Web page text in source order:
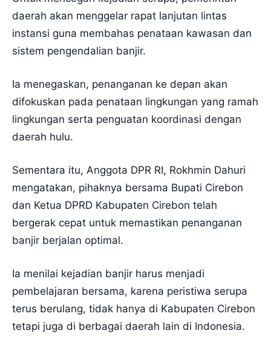
daerah akan menggelar rapat lanjutan lintas
instansi guna membahas penataan kawasan dan
sistem pengendalian banjir.
Ia menegaskan, penanganan ke depan akan
difokuskan pada penataan lingkungan yang ramah
lingkungan serta penguatan koordinasi dengan
daerah hulu.
Sementara itu, Anggota DPR RI, Rokhmin Dahuri
mengatakan, pihaknya bersama Bupati Cirebon
dan Ketua DPRD Kabupaten Cirebon telah
bergerak cepat untuk memastikan penanganan
banjir berjalan optimal.
Ia menilai kejadian banjir harus menjadi
pembelajaran bersama, karena peristiwa serupa
terus berulang, tidak hanya di Kabupaten Cirebon
tetapi juga di berbagai daerah lain di Indonesia.